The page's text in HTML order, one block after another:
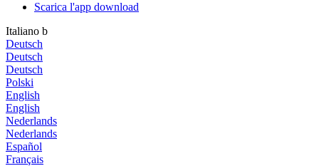
Scarica l'app download
Italiano b
Deutsch
Deutsch
Deutsch
Polski
English
English
Nederlands
Nederlands
Español
Français